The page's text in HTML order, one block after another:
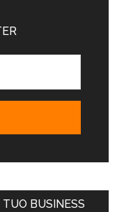
BUSINESS